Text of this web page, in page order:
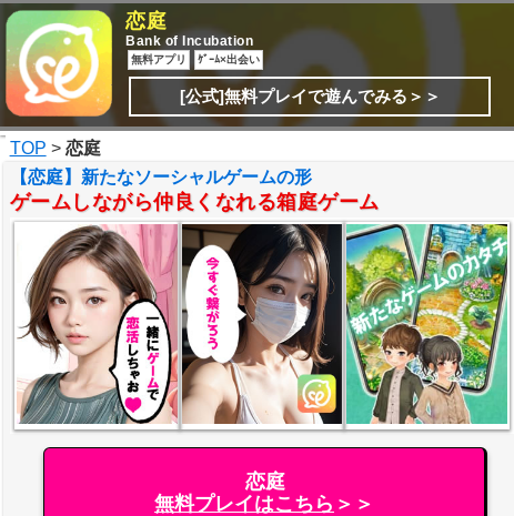
恋庭
Bank of Incubation
無料アプリ ｹﾞｰﾑ×出会い
[公式]無料プレイで遊んでみる＞＞
TOP > 恋庭
【恋庭】新たなソーシャルゲームの形
ゲームしながら仲良くなれる箱庭ゲーム
恋庭
無料プレイはこちら ＞＞